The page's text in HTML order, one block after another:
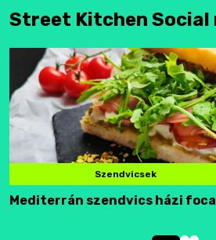
Street Kitchen Social
Szendvicsek
Mediterrán szendvics házi